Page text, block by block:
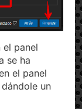
panel
se ha
el panel
un